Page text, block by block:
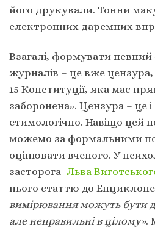
його друкували. Тонни
електронних даремних
Взагалі, формувати певний
журналів – це вже цензура,
15 Конституції, яка має
заборонена». Цензура – це і
етимологічно. Навіщо цей
можемо за формальними
оцінювати вченого. У
засторога Льва
нього статтю до
вимірювання можуть бути
але неправильні в цілому».